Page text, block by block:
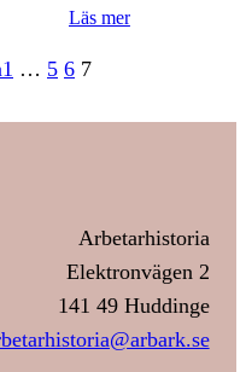
Läs mer
1 … 5 6 7
Arbetarhistoria
Elektronvägen 2
141 49 Huddinge